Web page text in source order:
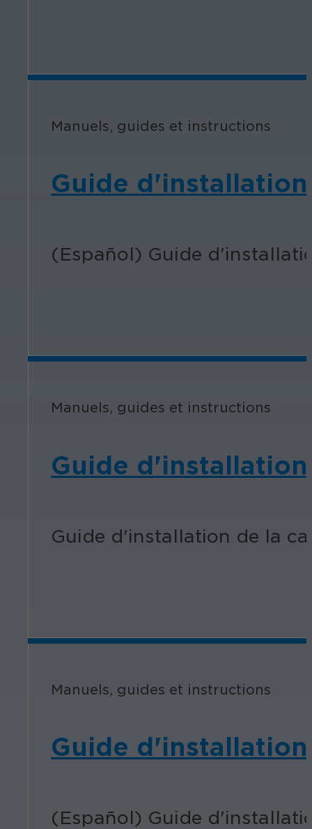
Manuels, guides et instructions
Guide
(Español) Guide
Manuels, guides et instructions
Guide
Guide d'installation de la
Manuels, guides et instructions
Guide d'installation
(Español) Guide